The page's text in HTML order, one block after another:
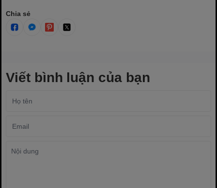
Chia sẻ
Viết bình luận của bạn